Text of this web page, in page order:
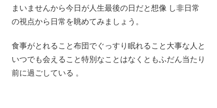
まいませんから今日が人生最後の日だと想像 し非日常
の視点から日常を眺めてみましょう。
食事がとれること布団でぐっすり眠れること大事な人と
いつでも会えること特別なことはなくともふだん当たり
前に過ごしている 。